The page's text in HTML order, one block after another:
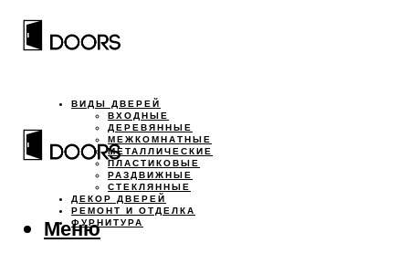
ВИДЫ ДВЕРЕЙ
ВХОДНЫЕ
ДЕРЕВЯННЫЕ
МЕЖКОМНАТНЫЕ
МЕТАЛЛИЧЕСКИЕ
ПЛАСТИКОВЫЕ
РАЗДВИЖНЫЕ
СТЕКЛЯННЫЕ
ДЕКОР ДВЕРЕЙ
РЕМОНТ И ОТДЕЛКА
ФУРНИТУРА
Меню